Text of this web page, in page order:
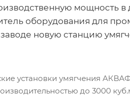
мощность в
оборудования для
новую станцию
установки умягчения
до 3000